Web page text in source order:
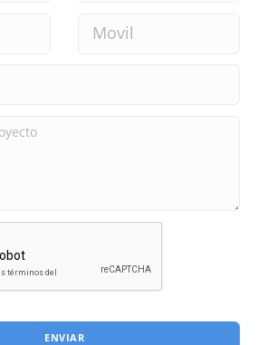
ENVIAR